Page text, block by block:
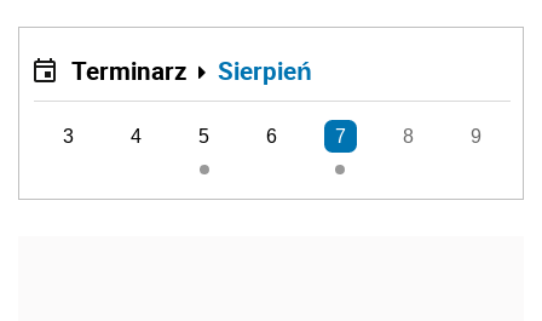
Terminarz Sierpień
3 4 5 6 7 8 9